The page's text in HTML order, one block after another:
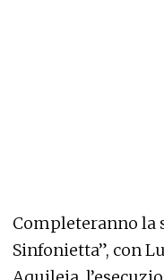
Completeranno la
Sinfonietta”, con